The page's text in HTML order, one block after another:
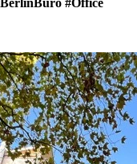
#Office